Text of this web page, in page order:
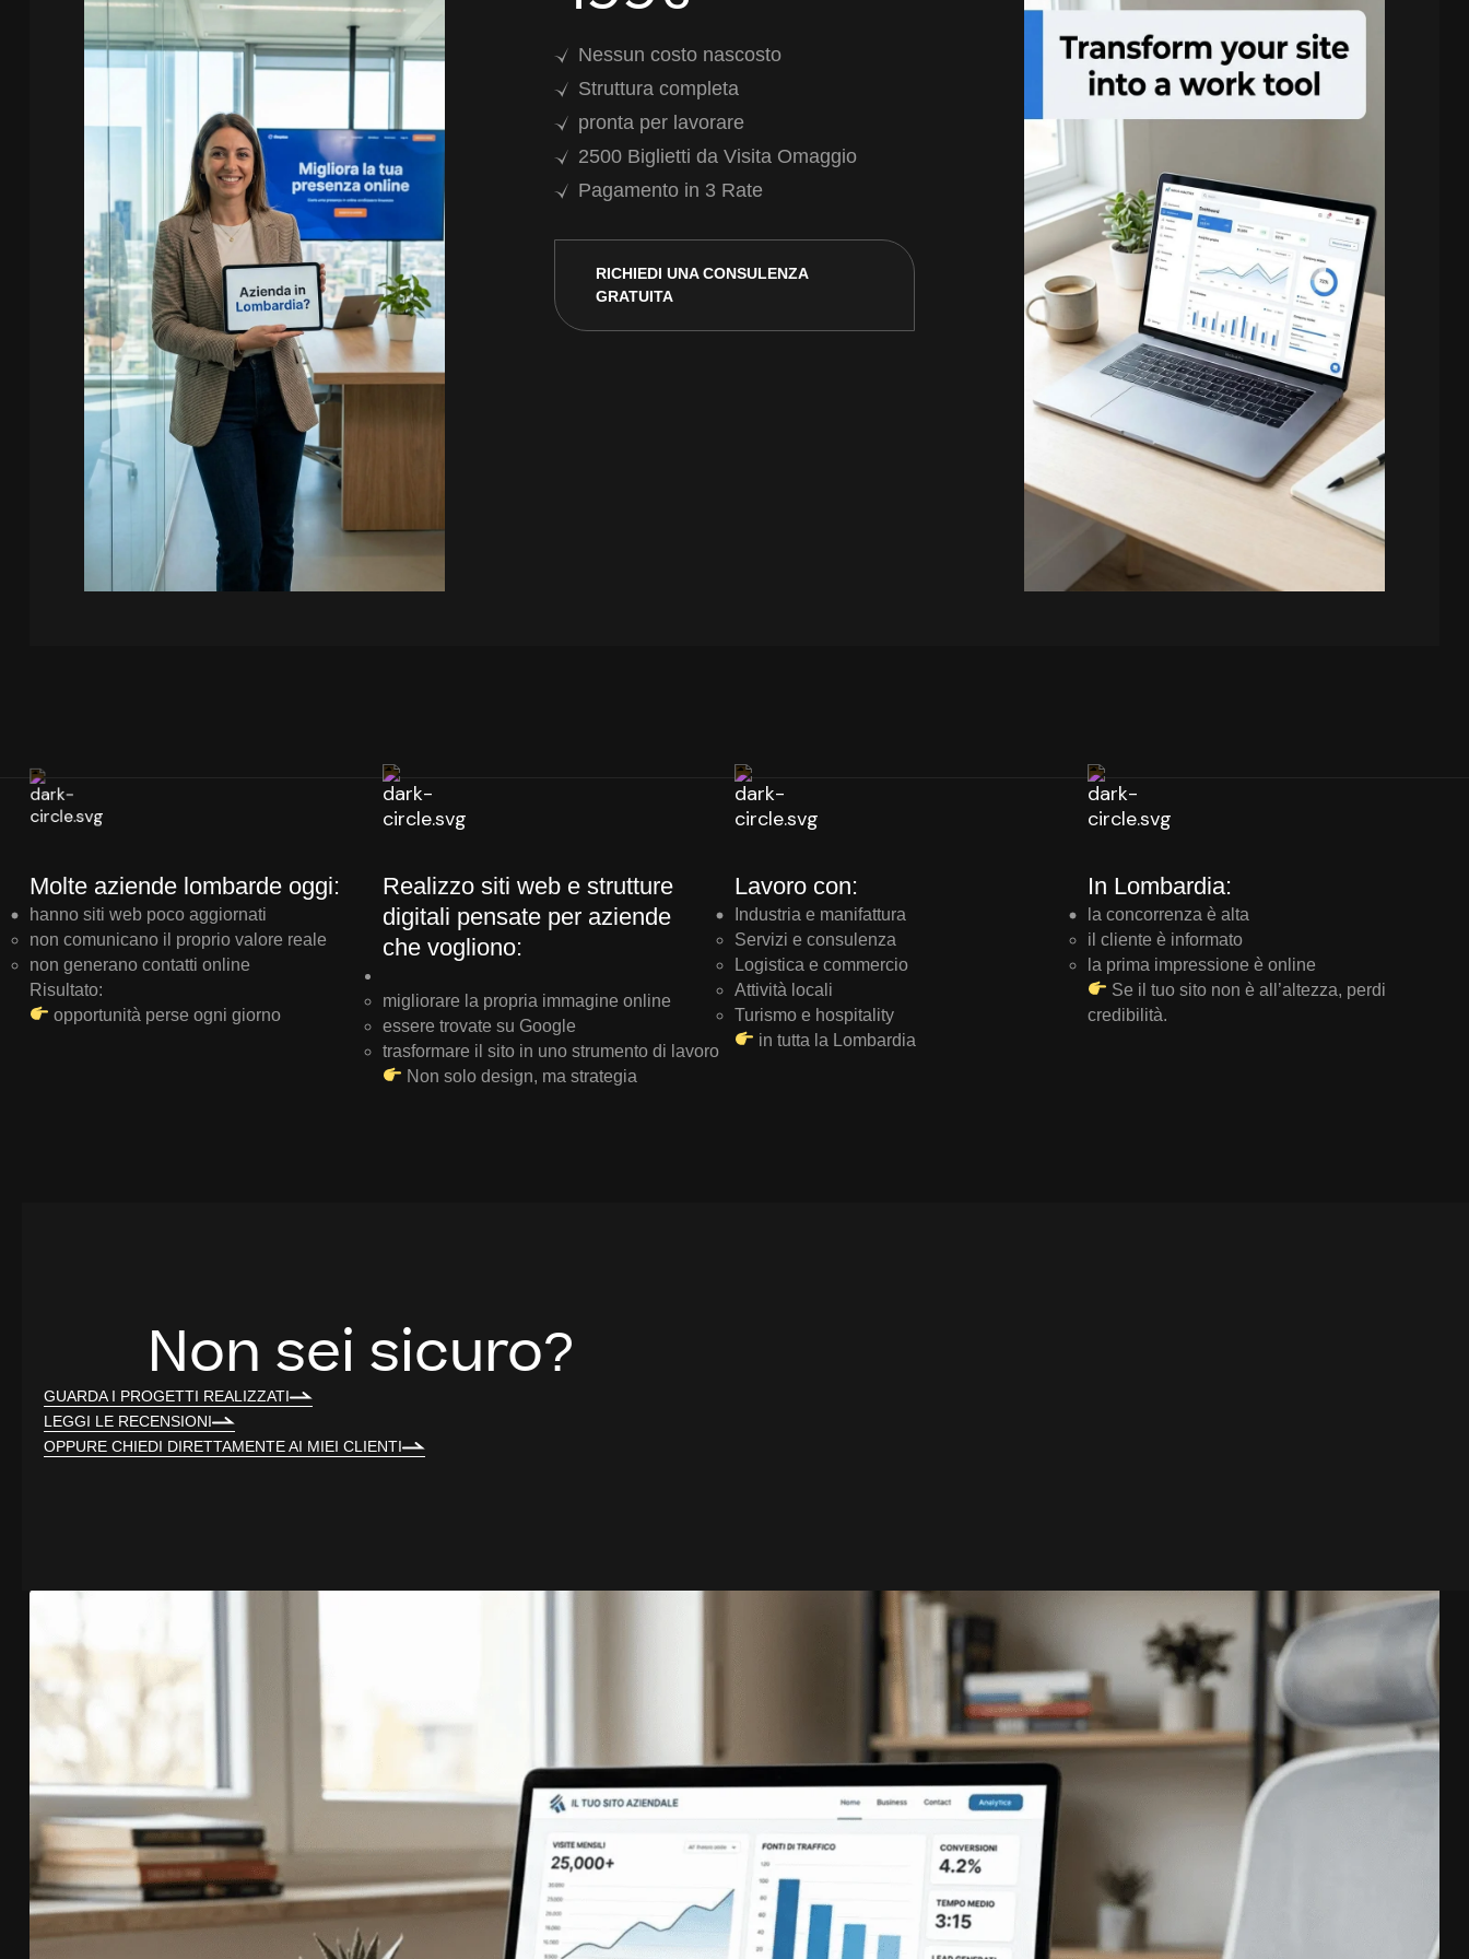
Nessun costo nascosto
Struttura completa
pronta per lavorare
2500 Biglietti da Visita Omaggio
Pagamento in 3 Rate
RICHIEDI UNA CONSULENZA
GRATUITA
Molte aziende lombarde oggi:
hanno siti web poco aggiornati
non comunicano il proprio valore reale
non generano contatti online
Risultato:
opportunità perse ogni giorno
Realizzo siti web e strutture
digitali pensate per aziende
che vogliono:
migliorare la propria immagine online
essere trovate su Google
trasformare il sito in uno strumento di lavoro
Non solo design, ma strategia
Lavoro con:
Industria e manifattura
Servizi e consulenza
Logistica e commercio
Attività locali
Turismo e hospitality
in tutta la Lombardia
In Lombardia:
la concorrenza è alta
il cliente è informato
la prima impressione è online
Se il tuo sito non è all’altezza, perdi
credibilità.
Non sei sicuro?
GUARDA I PROGETTI REALIZZATI
LEGGI LE RECENSIONI
OPPURE CHIEDI DIRETTAMENTE AI MIEI CLIENTI